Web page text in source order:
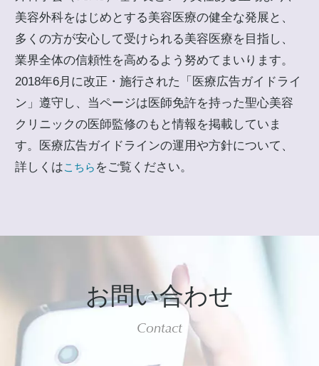
美容外科をはじめとする美容医療の健全な発展と、
多くの方が安心して受けられる美容医療を目指し、
業界全体の信頼性を高めるよう努めてまいります。
2018年6月に改正・施行された「医療広告ガイドライ
ン」遵守し、当ページは医師免許を持った聖心美容
クリニックの医師監修のもと情報を掲載していま
す。医療広告ガイドラインの運用や方針について、
詳しくはこちら をご覧ください。
お問い合わせ
Contact